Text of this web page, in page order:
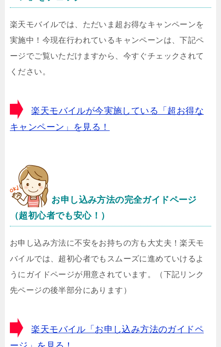
楽天モバイルでは、ただいま超お得なキャンペーンを
実施中！今現在行われているキャンペーンは、下記ペ
ージでご覧いただけますから、今すぐチェックされて
ください。
楽天モバイルが今実施している「超お得な
キャンペーン」を見る！
お申し込み方法の完全ガイドページ
（超初心者でも安心！）
お申し込み方法に不安をお持ちの方も大丈夫！楽天モ
バイルでは、超初心者でもスムーズに進めていけるよ
うにガイドページが用意されています。（下記リンク
先ページの後半部分にあります）
楽天モバイル「お申し込み方法のガイドペ